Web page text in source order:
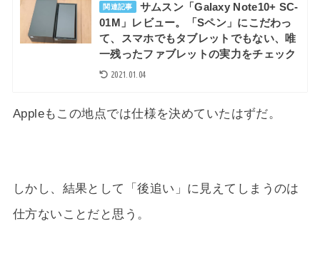
関連記事
サムスン「Galaxy Note10+ SC-
01M」レビュー。「Sペン」にこだわっ
て、スマホでもタブレットでもない、唯
一残ったファブレットの実力をチェック
2021.01.04
Appleもこの地点では仕様を決めていたはずだ。
しかし、結果として「後追い」に見えてしまうのは
仕方ないことだと思う。